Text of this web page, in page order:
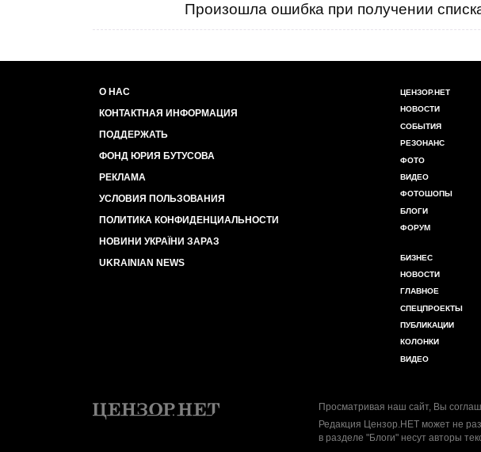
Произошла ошибка при получении
О НАС
КОНТАКТНАЯ ИНФОРМАЦИЯ
ПОДДЕРЖАТЬ
ФОНД ЮРИЯ БУТУСОВА
РЕКЛАМА
УСЛОВИЯ ПОЛЬЗОВАНИЯ
ПОЛИТИКА КОНФИДЕНЦИАЛЬНОСТИ
НОВИНИ УКРАЇНИ ЗАРАЗ
UKRAINIAN NEWS
ЦЕНЗОР.НЕТ
НОВОСТИ
СОБЫТИЯ
РЕЗОНАНС
ФОТО
ВИДЕО
ФОТОШОПЫ
БЛОГИ
ФОРУМ
БИЗНЕС
НОВОСТИ
ГЛАВНОЕ
СПЕЦПРОЕКТЫ
ПУБЛИКАЦИИ
КОЛОНКИ
ВИДЕО
Просматривая наш сайт, Вы
Редакция Цензор.НЕТ может не
в разделе "Блоги" несут авторы